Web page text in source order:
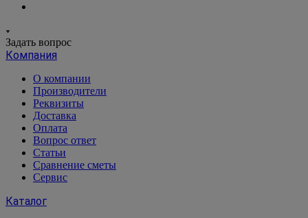
Задать вопрос
Компания
О компании
Производители
Реквизиты
Доставка
Оплата
Вопрос ответ
Статьи
Сравнение сметы
Сервис
Каталог